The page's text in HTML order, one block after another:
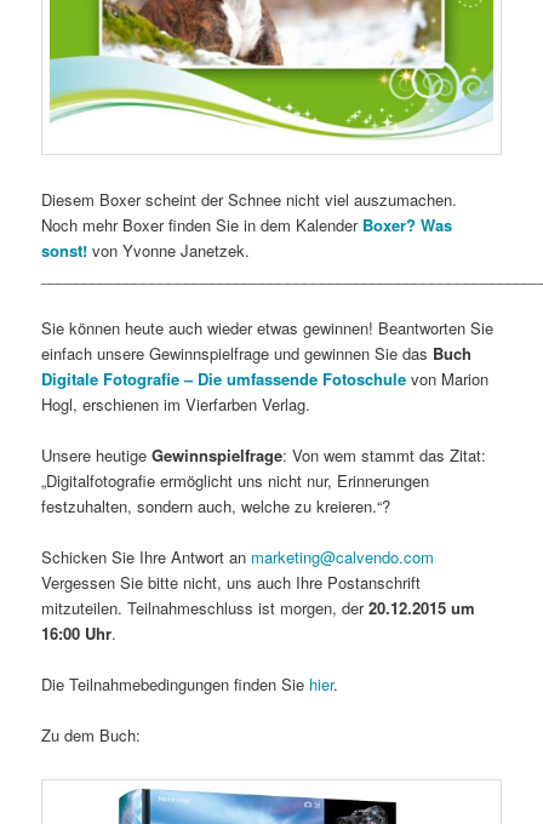
Diesem Boxer scheint der Schnee nicht viel auszumachen.
Noch mehr Boxer finden Sie in dem Kalender Boxer? Was
sonst! von Yvonne Janetzek.
Sie können heute auch wieder etwas gewinnen! Beantworten Sie
einfach unsere Gewinnspielfrage und gewinnen Sie das Buch
Digitale Fotografie – Die umfassende Fotoschule von Marion
Hogl, erschienen im Vierfarben Verlag.
Unsere heutigeGewinnspielfrage: Von wem stammt das Zitat:
„Digitalfotografie ermöglicht uns nicht nur, Erinnerungen
festzuhalten, sondern auch, welche zu kreieren.“?
Schicken Sie Ihre Antwort an marketing@calvendo.com
Vergessen Sie bitte nicht, uns auch Ihre Postanschrift
mitzuteilen. Teilnahmeschluss ist morgen, der20.12.2015 um
16:00 Uhr.
Die Teilnahmebedingungen finden Sie hier.
Zu dem Buch: